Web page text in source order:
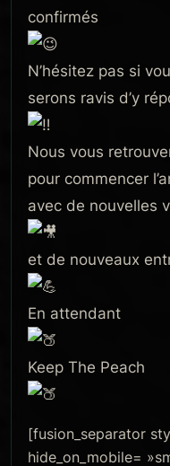
confirmés
N’hésitez pas si
serons ravis d’y
Nous vous
pour commencer
avec de nouvelles
et de nouveaux
En attendant
Keep The Peach
[fusion_separator
hide_on_mobile=